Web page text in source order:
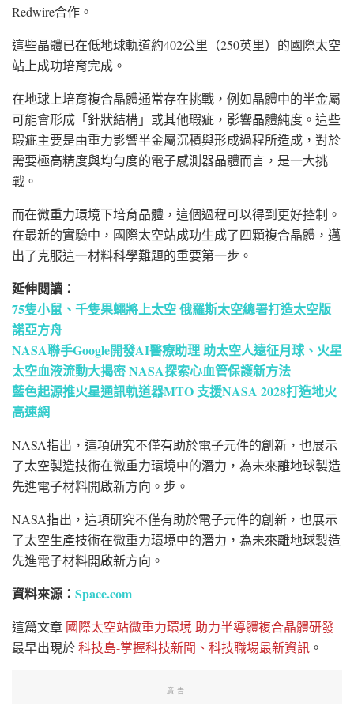
Redwire合作。
這些晶體已在低地球軌道約402公里（250英里）的國際太空
站上成功培育完成。
在地球上培育複合晶體通常存在挑戰，例如晶體中的半金屬
可能會形成「針狀結構」或其他瑕疵，影響晶體純度。這些
瑕疵主要是由重力影響半金屬沉積與形成過程所造成，對於
需要極高精度與均勻度的電子感測器晶體而言，是一大挑
戰。
而在微重力環境下培育晶體，這個過程可以得到更好控制。
在最新的實驗中，國際太空站成功生成了四顆複合晶體，邁
出了克服這一材料科學難題的重要第一步。
延伸閱讀：
75隻小鼠、千隻果蠅將上太空 俄羅斯太空總署打造太空版
諾亞方舟
NASA聯手Google開發AI醫療助理 助太空人遠征月球、火星
太空血液流動大揭密 NASA探索心血管保護新方法
藍色起源推火星通訊軌道器MTO 支援NASA 2028打造地火
高速網
NASA指出，這項研究不僅有助於電子元件的創新，也展示
了太空製造技術在微重力環境中的潛力，為未來離地球製造
先進電子材料開啟新方向。步。
NASA指出，這項研究不僅有助於電子元件的創新，也展示
了太空生產技術在微重力環境中的潛力，為未來離地球製造
先進電子材料開啟新方向。
資料來源： Space.com
這篇文章 國際太空站微重力環境 助力半導體複合晶體研發
最早出現於科技島-掌握科技新聞、科技職場最新資訊 。
廣告